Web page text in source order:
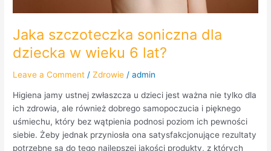
Jaka szczoteczka soniczna dla
dziecka w wieku 6 lat?
Leave a Comment /Zdrowie /admin
Higiena jamy ustnej zwłaszcza u dzieci jest ważna nie tylko dla
ich zdrowia, ale również dobrego samopoczucia i pięknego
uśmiechu, który bez wątpienia podnosi poziom ich pewności
siebie. Żeby jednak przyniosła ona satysfakcjonujące rezultaty
potrzebne są do tego najlepszej jakości produkty, z których